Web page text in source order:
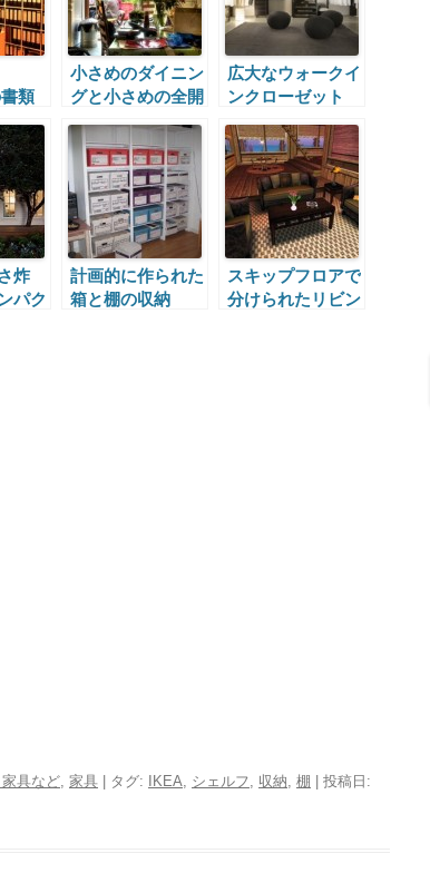
類
小さめのダイニン
グと小さめの全開
広大なウォークイ
ンクローゼット
炸
パク
計画的に作られた
箱と棚の収納
スキップフロアで
分けられたリビン
具など, 家具 | タグ: IKEA, シェルフ, 収納, 棚
| 投稿日: